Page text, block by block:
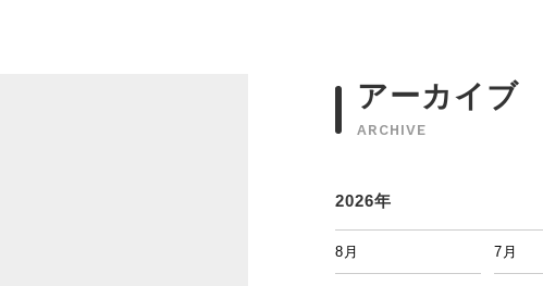
アーカイブ
ARCHIVE
2026年
8月 7月